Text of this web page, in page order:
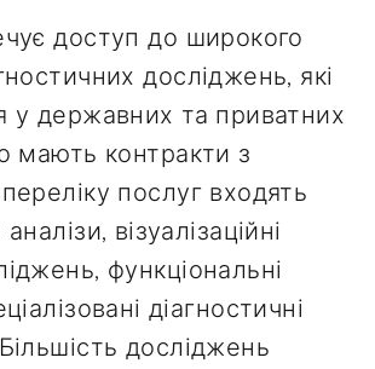
доступ до широкого
досліджень, які
у державних та приватних
мають контракти з
послуг входять
візуалізаційні
функціональні
діагностичні
досліджень